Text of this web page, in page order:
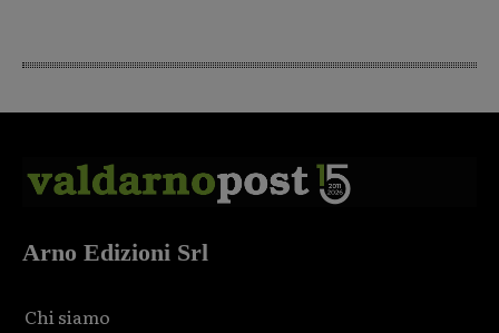
Arno Edizioni Srl
Chi siamo